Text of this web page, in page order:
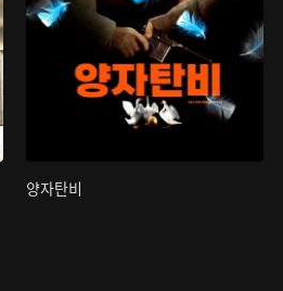
양자탄비